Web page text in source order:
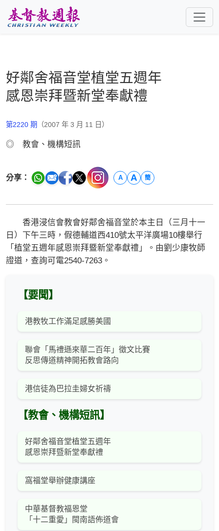
好鄰舍福音堂植堂五週年
感恩崇拜暨新堂奉獻禮
第2220 期 （2007 年 3 月 11 日）
◎ 教會、機構短訊
分享： A A 簡
香港浸信會教會好鄰舍福音堂於本主日（三月十一
日）下午三時，假德輔道西410號太平洋廣場10樓舉行
「植堂五週年感恩崇拜暨新堂奉獻禮」。由劉少康牧師
證道，查詢可電2540-7263。
【要聞】
港教牧工作滿足感勝美國
聯會「馬禮遜來華二百年」徵文比賽
反思傳道精神開拓教會路向
港信徒為巴拉圭婦女祈禱
【教會、機構短訊】
好鄰舍福音堂植堂五週年
感恩崇拜暨新堂奉獻禮
窩福堂舉辦健康講座
中華基督教福恩堂
「十二重愛」閩南語佈道會